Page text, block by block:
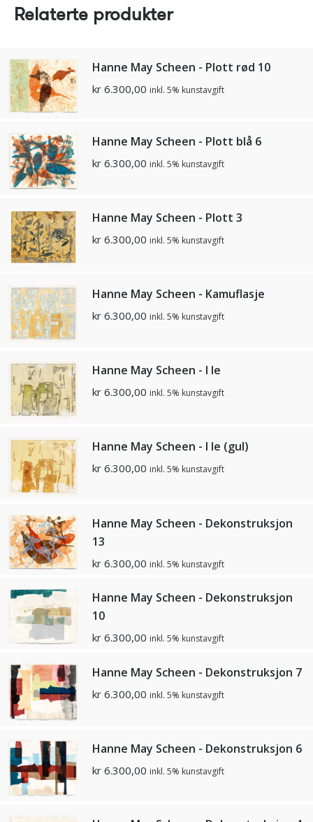
Relaterte produkter
Hanne May Scheen - Plott rød 10
kr 6.300,00 inkl. 5% kunstavgift
Hanne May Scheen - Plott blå 6
kr 6.300,00 inkl. 5% kunstavgift
Hanne May Scheen - Plott 3
kr 6.300,00 inkl. 5% kunstavgift
Hanne May Scheen - Kamuflasje
kr 6.300,00 inkl. 5% kunstavgift
Hanne May Scheen - I le
kr 6.300,00 inkl. 5% kunstavgift
Hanne May Scheen - I le (gul)
kr 6.300,00 inkl. 5% kunstavgift
Hanne May Scheen - Dekonstruksjon
13
kr 6.300,00 inkl. 5% kunstavgift
Hanne May Scheen - Dekonstruksjon
10
kr 6.300,00 inkl. 5% kunstavgift
Hanne May Scheen - Dekonstruksjon 7
kr 6.300,00 inkl. 5% kunstavgift
Hanne May Scheen - Dekonstruksjon 6
kr 6.300,00 inkl. 5% kunstavgift